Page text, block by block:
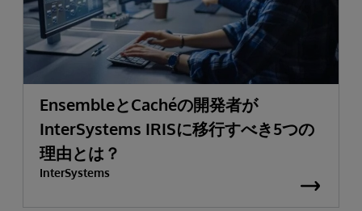
EnsembleとCachéの開発者が
InterSystems IRISに移行すべき5つの
理由とは？
InterSystems